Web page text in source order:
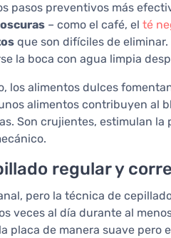
pasos preventivos más
– como el café, el té
que son difíciles de
la boca con agua limpia
los alimentos dulces
alimentos contribuyen al
Son crujientes, estimulan
regular y
pero la técnica de
veces al día durante al
placa de manera suave pero